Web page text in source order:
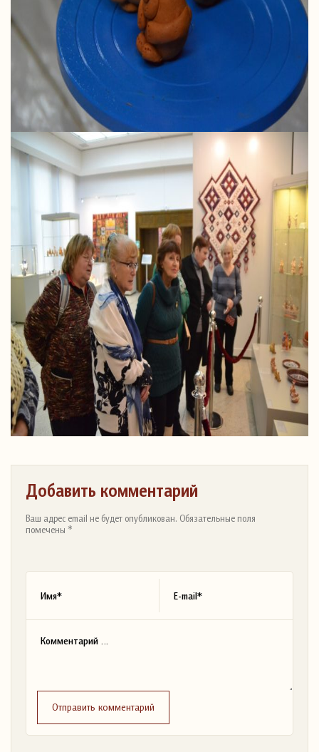
Добавить комментарий
Ваш адрес email не будет опубликован. Обязательные поля
помечены *
Отправить комментарий